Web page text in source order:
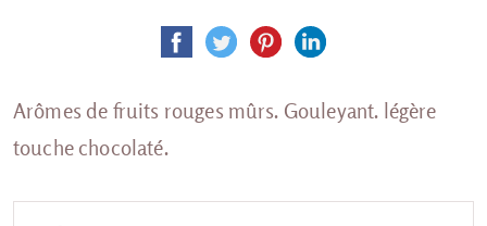
Arômes de fruits rouges mûrs. Gouleyant. légère
touche chocolaté.